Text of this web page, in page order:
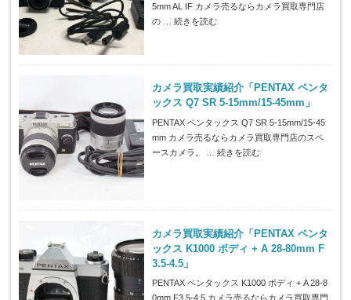
5mm AL IF カメラ売るならカメラ買取専門店
の …続きを読む
カメラ買取実績紹介「PENTAX ペンタ
ックス Q7 SR 5-15mm/15-45mm」
PENTAX ペンタックス Q7 SR 5-15mm/15-45
mm カメラ売るならカメラ買取専門店のスペ
ースカメラ。 …続きを読む
カメラ買取実績紹介「PENTAX ペンタ
ックス K1000 ボディ + A 28-80mm F
3.5-4.5」
PENTAX ペンタックス K1000 ボディ + A 28-8
0mm F3.5-4.5 カメラ売るならカメラ買取専門